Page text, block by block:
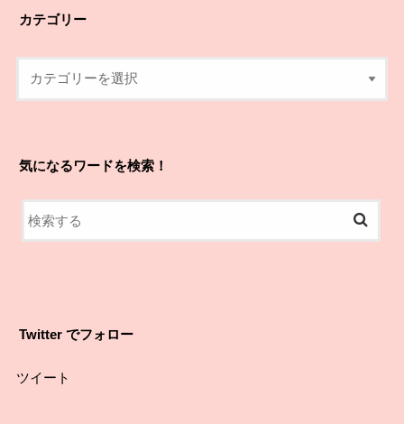
カテゴリー
気になるワードを検索！
Twitter でフォロー
ツイート